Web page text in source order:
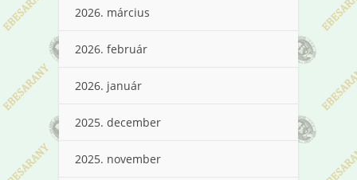
2026. március
2026. február
2026. január
2025. december
2025. november